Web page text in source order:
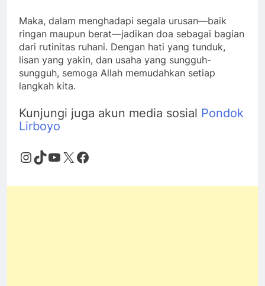
Maka, dalam menghadapi segala urusan—baik
ringan maupun berat—jadikan doa sebagai bagian
dari rutinitas ruhani. Dengan hati yang tunduk,
lisan yang yakin, dan usaha yang sungguh-
sungguh, semoga Allah memudahkan setiap
langkah kita.
Kunjungi juga akun media sosial Pondok
Lirboyo
Instagram
TikTok
YouTube
X Facebook